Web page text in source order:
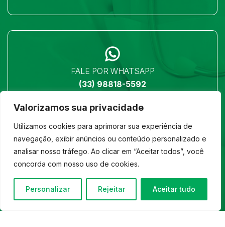
Valorizamos sua privacidade
Utilizamos cookies para aprimorar sua experiência de
navegação, exibir anúncios ou conteúdo personalizado e
analisar nosso tráfego. Ao clicar em “Aceitar todos”, você
concorda com nosso uso de cookies.
Personalizar Rejeitar Aceitar tudo
FALE POR WHATSAPP
(33) 98818-5592
LOCALIZAÇÃO